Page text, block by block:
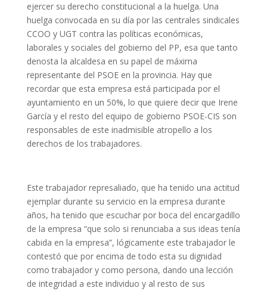
ejercer su derecho constitucional a la huelga. Una
huelga convocada en su día por las centrales sindicales
CCOO y UGT contra las políticas económicas,
laborales y sociales del gobierno del PP, esa que tanto
denosta la alcaldesa en su papel de máxima
representante del PSOE en la provincia. Hay que
recordar que esta empresa está participada por el
ayuntamiento en un 50%, lo que quiere decir que Irene
García y el resto del equipo de gobierno PSOE-CIS son
responsables de este inadmisible atropello a los
derechos de los trabajadores.
Este trabajador represaliado, que ha tenido una actitud
ejemplar durante su servicio en la empresa durante
años, ha tenido que escuchar por boca del encargadillo
de la empresa “que solo si renunciaba a sus ideas tenía
cabida en la empresa”, lógicamente este trabajador le
contestó que por encima de todo esta su dignidad
como trabajador y como persona, dando una lección
de integridad a este individuo y al resto de sus